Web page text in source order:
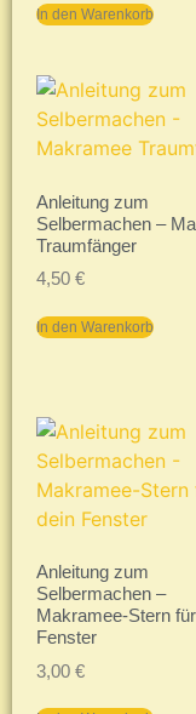
In den Warenkorb
Anleitung zum
Selbermachen –
Traumfänger
4,50 €
In den Warenkorb
Anleitung zum
Selbermachen –
Makramee-Stern
Fenster
3,00 €